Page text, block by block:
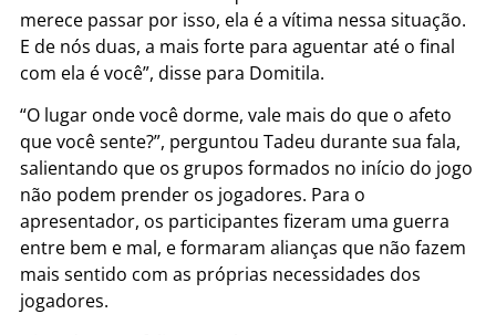
merece passar por isso, ela é a vítima nessa situação.
E de nós duas, a mais forte para aguentar até o final
com ela é você”, disse para Domitila.
“O lugar onde você dorme, vale mais do que o afeto
que você sente?”, perguntou Tadeu durante sua fala,
salientando que os grupos formados no início do jogo
não podem prender os jogadores. Para o
apresentador, os participantes fizeram uma guerra
entre bem e mal, e formaram alianças que não fazem
mais sentido com as próprias necessidades dos
jogadores.